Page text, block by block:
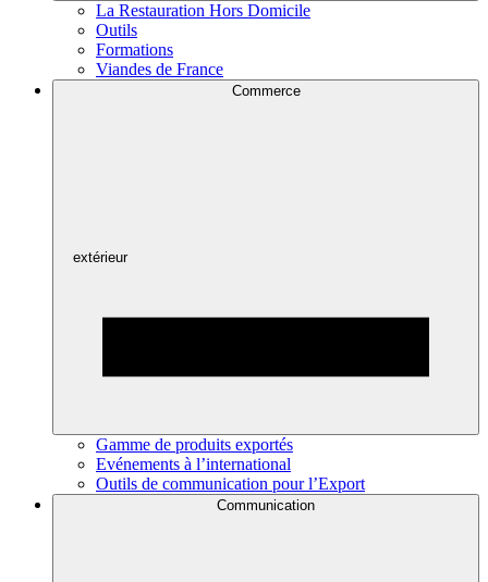
La Restauration Hors Domicile
Outils
Formations
Viandes de France
Commerce
extérieur
Gamme de produits exportés
Evénements à l’international
Outils de communication pour l’Export
Communication